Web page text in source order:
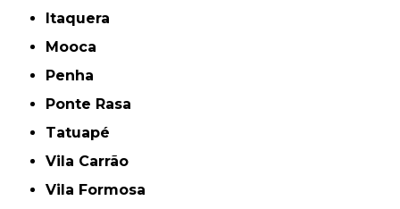
Itaquera
Mooca
Penha
Ponte Rasa
Tatuapé
Vila Carrão
Vila Formosa